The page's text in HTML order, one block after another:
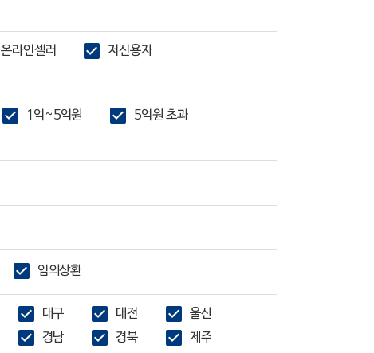
온라인셀러
저신용자
1억~5억원
5억원 초과
임의상환
대구 대전
울산
경남 경북 제주